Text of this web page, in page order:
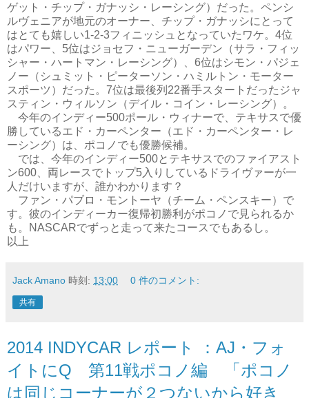
ゲット・チップ・ガナッシ・レーシング）だった。ペンシ
ルヴェニアが地元のオーナー、チップ・ガナッシにとって
はとても嬉しい1-2-3フィニッシュとなっていたワケ。4位
はパワー、5位はジョセフ・ニューガーデン（サラ・フィッ
シャー・ハートマン・レーシング）、6位はシモン・パジェ
ノー（シュミット・ピーターソン・ハミルトン・モーター
スポーツ）だった。7位は最後列22番手スタートだったジャ
スティン・ウィルソン（デイル・コイン・レーシング）。
今年のインディー500ポール・ウィナーで、テキサスで優
勝しているエド・カーペンター（エド・カーペンター・レ
ーシング）は、ポコノでも優勝候補。
では、今年のインディー500とテキサスでのファイアスト
ン600、両レースでトップ5入りしているドライヴァーが一
人だけいますが、誰かわかります？
ファン・パブロ・モントーヤ（チーム・ペンスキー）で
す。彼のインディーカー復帰初勝利がポコノで見られるか
も。NASCARでずっと走って来たコースでもあるし。
以上
Jack Amano 時刻: 13:00 0 件のコメント:
共有
2014 INDYCAR レポート ：AJ・フォ
イトにQ 第11戦ポコノ編 「ポコノ
は同じコーナーが２つないから好き